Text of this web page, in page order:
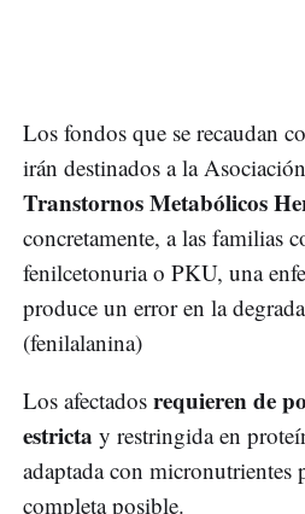
Los fondos que se recaudan
irán destinados a la
Transtornos Metabólicos
concretamente, a las familias
fenilcetonuria o PKU, una
produce un error en la
(fenilalanina)
Los afectados requieren de
estricta y restringida en
adaptada con micronutrientes
completa posible.